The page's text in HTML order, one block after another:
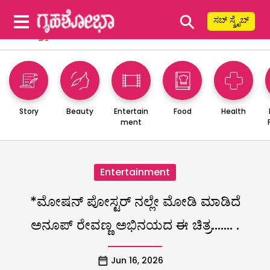
⚲ ಸಬ್ ಸ್ಕ್ರೈಬ್
Story Beauty
Entertain
ment
Food Health
Entertainment
*ಮೋಷನ್ ಪೋಸ್ಟರ್ ನಲ್ಲೇ ಮೋಡಿ ಮಾಡಿದೆ
ಅನೂಪ್ ರೇವಣ್ಣ ಅಭಿನಯದ ಈ ಚಿತ್ರ……. .
Jun 16, 2026